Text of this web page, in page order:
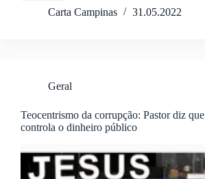
Carta Campinas
31.05.2022
Geral
Teocentrismo da corrupção: Pastor diz que
controla o dinheiro público